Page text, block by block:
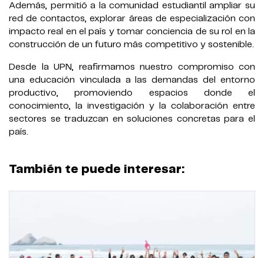
Además, permitió a la comunidad estudiantil ampliar su
red de contactos, explorar áreas de especialización con
impacto real en el país y tomar conciencia de su rol en la
construcción de un futuro más competitivo y sostenible.
Desde la UPN, reafirmamos nuestro compromiso con
una educación vinculada a las demandas del entorno
productivo, promoviendo espacios donde el
conocimiento, la investigación y la colaboración entre
sectores se traduzcan en soluciones concretas para el
país.
También te puede interesar: